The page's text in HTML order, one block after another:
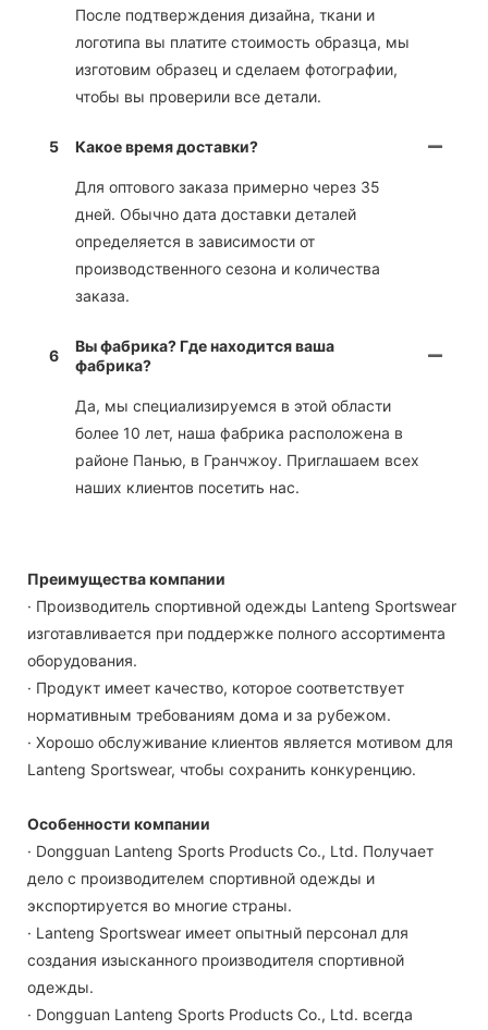
После подтверждения дизайна, ткани и
логотипа вы платите стоимость образца, мы
изготовим образец и сделаем фотографии,
чтобы вы проверили все детали.
5 Какое время доставки?
Для оптового заказа примерно через 35
дней. Обычно дата доставки деталей
определяется в зависимости от
производственного сезона и количества
заказа.
6
Вы фабрика? Где находится ваша
фабрика?
Да, мы специализируемся в этой области
более 10 лет, наша фабрика расположена в
районе Панью, в Гранчжоу. Приглашаем всех
наших клиентов посетить нас.
Преимущества компании
· Производитель спортивной одежды Lanteng Sportswear
изготавливается при поддержке полного ассортимента
оборудования.
· Продукт имеет качество, которое соответствует
нормативным требованиям дома и за рубежом.
· Хорошо обслуживание клиентов является мотивом для
Lanteng Sportswear, чтобы сохранить конкуренцию.
Особенности компании
· Dongguan Lanteng Sports Products Co., Ltd. Получает
дело с производителем спортивной одежды и
экспортируется во многие страны.
· Lanteng Sportswear имеет опытный персонал для
создания изысканного производителя спортивной
одежды.
· Dongguan Lanteng Sports Products Co., Ltd. всегда